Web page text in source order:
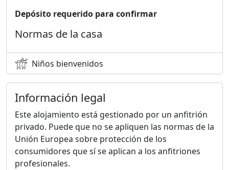
Depósito requerido para confirmar
Normas de la casa
Niños bienvenidos
Información legal
Este alojamiento está gestionado por un anfitrión
privado. Puede que no se apliquen las normas de la
Unión Europea sobre protección de los
consumidores que sí se aplican a los anfitriones
profesionales.